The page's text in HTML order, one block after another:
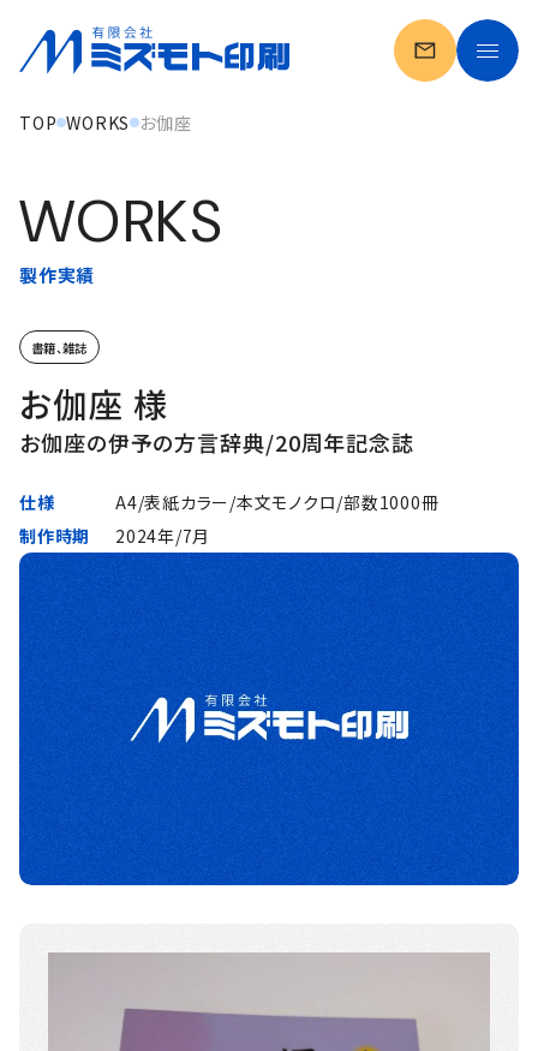
会社案内
自費出版
製作実績
お客様の声
お知らせ・ブログ
よくあるご質問
お問い合わせ
TOP WORKS お伽座
製作実績
書籍、雑誌
お伽座 様
お伽座の伊予の方言辞典/20周年記念誌
仕様
A4/表紙カラー/本文モノクロ/部数1000冊
制作時期
2024年/7月